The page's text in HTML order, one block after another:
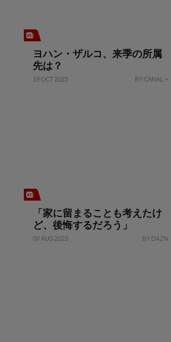
ヨハン・ザルコ、来季の所属
先は？
19 OCT 2023 BY CANAL +
「家に留まることも考えたけ
ど、後悔するだろう」
09 AUG 2023 BY DAZN